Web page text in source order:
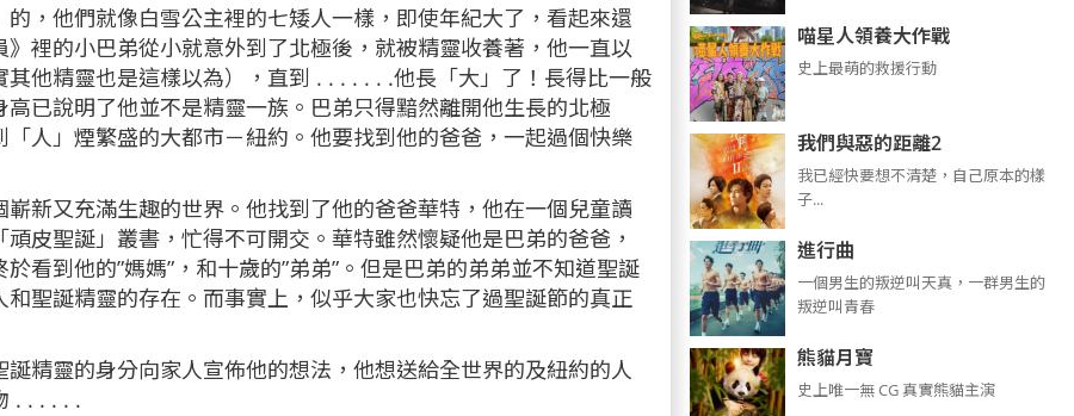
，他們就像白雪公主裡的七矮人一樣，即使年紀大了，看起來還
裡的小巴弟從小就意外到了北極後，就被精靈收養著，他一直以
他精靈也是這樣以為），直到 . . . . . . .他長「大」了！長得比一般
已說明了他並不是精靈一族。巴弟只得黯然離開他生長的北極
「人」煙繁盛的大都市－紐約。他要找到他的爸爸，一起過個快樂
新又充滿生趣的世界。他找到了他的爸爸華特，他在一個兒童讀
皮聖誕」叢書，忙得不可開交。華特雖然懷疑他是巴弟的爸爸，
看到他的”媽媽”，和十歲的”弟弟”。但是巴弟的弟弟並不知道聖誕
聖誕精靈的存在。而事實上，似乎大家也快忘了過聖誕節的真正
精靈的身分向家人宣佈他的想法，他想送給全世界的及紐約的人
. . . . . .
喵星人領養大作戰
史上最萌的救援行動
我們與惡的距離2
我已經快要想不清楚，自己原本的樣
子...
進行曲
​​​一個男生的叛逆叫天真，一群男生的
叛逆叫青春
熊貓月寶
史上唯一無 CG 真實熊貓主演